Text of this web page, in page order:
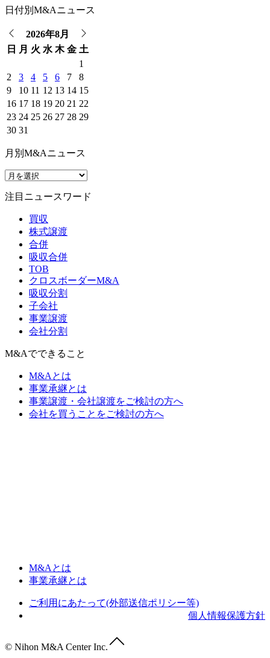
日付別M&Aニュース
2026年8月
日
月 火 水 木 金 土
1
2
3 4 5 6 7
8
9
10 11 12 13 14 15
16 17 18 19 20 21 22
23 24 25 26 27 28 29
30 31
月別M&Aニュース
注目ニュースワード
買収
株式譲渡
合併
吸収合併
TOB
クロスボーダーM&A
吸収分割
子会社
事業譲渡
会社分割
M&Aでできること
M&Aとは
事業承継とは
事業譲渡・会社譲渡をご検討の方へ
会社を買うことをご検討の方へ
M&Aとは
事業承継とは
ご利用にあたって(外部送信ポリシー等)
個人情報保護方針
© Nihon M&A Center Inc.